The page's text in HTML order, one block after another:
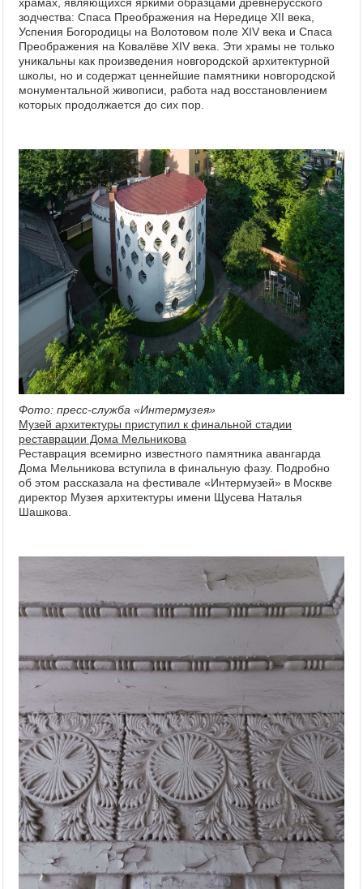
храмах, являющихся яркими образцами древнерусского
зодчества: Спаса Преображения на Нередице XII века,
Успения Богородицы на Волотовом поле XIV века и Спаса
Преображения на Ковалёве XIV века. Эти храмы не только
уникальны как произведения новгородской архитектурной
школы, но и содержат ценнейшие памятники новгородской
монументальной живописи, работа над восстановлением
которых продолжается до сих пор.
Фото: пресс-служба «Интермузея»
Музей архитектуры приступил к финальной стадии
реставрации Дома Мельникова
Реставрация всемирно известного памятника авангарда
Дома Мельникова вступила в финальную фазу. Подробно
об этом рассказала на фестивале «Интермузей» в Москве
директор Музея архитектуры имени Щусева Наталья
Шашкова.